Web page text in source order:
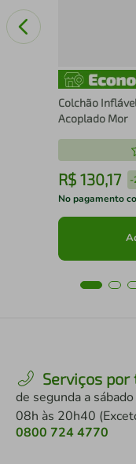
Colchão
Acoplado Mor
R$ 130,17 -
No pagamento
Serviços
de segunda a sábado
08h às 20h40
0800 724 4770